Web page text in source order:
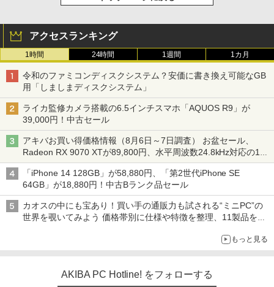
アクセスランキング
1時間 24時間 1週間 1カ月
令和のファミコンディスクシステム？安価に書き換え可能なGB
用「しましまディスクシステム」
ライカ監修カメラ搭載の6.5インチスマホ「AQUOS R9」が
39,000円！中古セール
アキバお買い得価格情報（8月6日～7日調査） お盆セール、
Radeon RX 9070 XTが89,800円、水平周波数24.8kHz対応の17
型モニターが9,801円、暑さ指数連動セール ほか
「iPhone 14 128GB」が58,880円、「第2世代iPhone SE
64GB」が18,880円！中古Bランク品セール
カオスの中にも宝あり！買い手の通販力も試される“ミニPC”の
世界を覗いてみよう 価格帯別に仕様や特徴を整理、11製品をピ
もっと見る
AKIBA PC Hotline! をフォローする